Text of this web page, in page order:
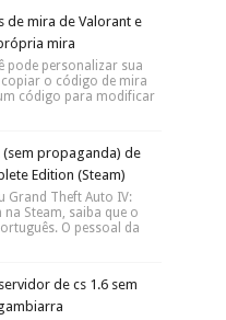
de mira de Valorant e
mira
pode personalizar sua
o código de mira
código para modificar
(sem propaganda) de
Edition (Steam)
Grand Theft Auto IV:
na Steam, saiba que o
O pessoal da
de cs 1.6 sem